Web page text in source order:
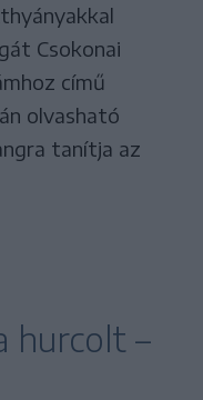
Csokonai
című
olvasható
tanítja az
hurcolt –